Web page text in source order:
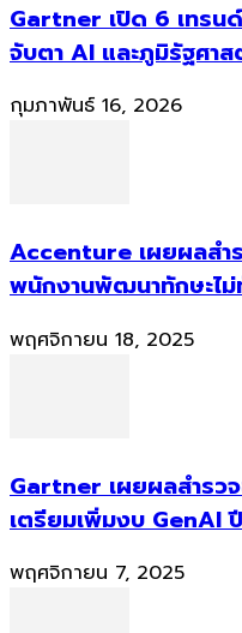
Gartner เปิด 6 เทร
จับตา AI และภูมิรัฐศาส
กุมภาพันธ์ 16, 2026
Accenture เผยผลสำ
พนักงานพัฒนาทักษะไ
พฤศจิกายน 18, 2025
Gartner เผยผลสำรว
เตรียมเพิ่มงบ GenAI
พฤศจิกายน 7, 2025